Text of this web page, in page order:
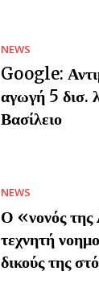
NEWS
Google:
αγωγή 5 δισ.
Βασίλειο
NEWS
Ο «νονός της
τεχνητή
δικούς της